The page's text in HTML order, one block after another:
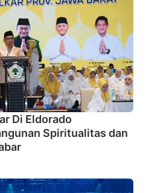
Di Eldorado
Spiritualitas dan